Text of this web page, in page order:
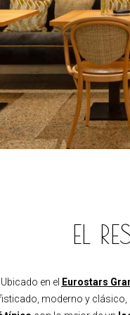
EL
Ubicado en el Eurostars
moderno y clásico,